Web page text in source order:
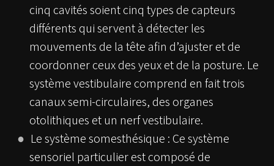
cinq cavités soient cinq types de capteurs
différents qui servent à détecter les
mouvements de la tête afin d’ajuster et de
coordonner ceux des yeux et de la posture. Le
système vestibulaire comprend en fait trois
canaux semi-circulaires, des organes
otolithiques et un nerf vestibulaire.
Le système somesthésique : Ce système
sensoriel particulier est composé de